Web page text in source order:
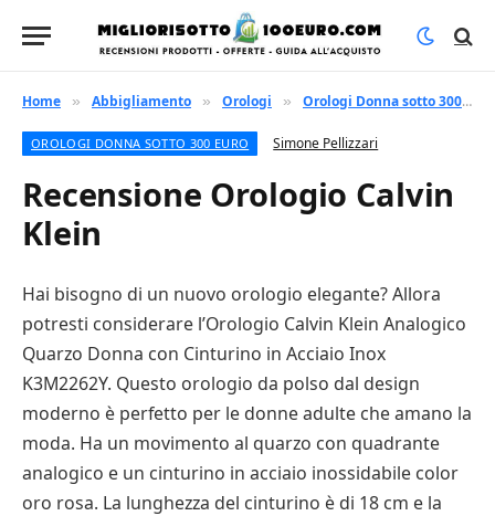
Home » Abbigliamento » Orologi » Orologi Donna sotto 300 euro
OROLOGI DONNA SOTTO 300 EURO Simone Pellizzari
Recensione Orologio Calvin
Klein
Hai bisogno di un nuovo orologio elegante? Allora
potresti considerare l’Orologio Calvin Klein Analogico
Quarzo Donna con Cinturino in Acciaio Inox
K3M2262Y. Questo orologio da polso dal design
moderno è perfetto per le donne adulte che amano la
moda. Ha un movimento al quarzo con quadrante
analogico e un cinturino in acciaio inossidabile color
oro rosa. La lunghezza del cinturino è di 18 cm e la